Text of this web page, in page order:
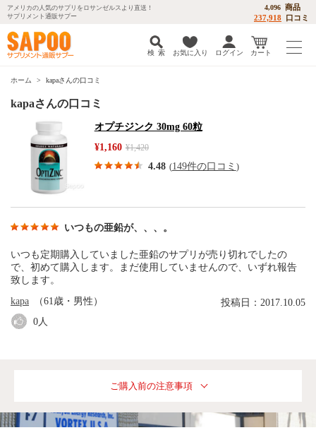
アメリカの人気のサプリをロサンゼルスより直送！
サプリメント通販サプー
4,096 商品
237,918 口コミ
検 索 お気に入り ログイン カート
ホーム kapaさんの口コミ
kapaさんの口コミ
オプチジンク 30mg 60粒
4.48 (149件の口コミ )
¥1,160 ¥1,420
いつもの亜鉛が、、、。
いつも定期購入していました亜鉛のサプリが売り切れでしたの
で、初めて購入します。まだ使用していませんので、いずれ報告
致します。
投稿日：2017.10.05
kapa （61歳・男性）
0 人
ご購入前の注意事項